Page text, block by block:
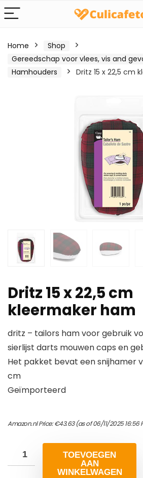
Home
Shop
Gereedschap voor vlees, vis and
Hamhouders
Dritz 15 x 22,5 cm
Dritz 15 x 22,5 cm
kleermaker ham
dritz – tailors ham voor gebruik
sierlijst darts mouwen caps en
Het pakket bevat een snijhamer
cm
Geïmporteerd
Amazon.nl Price:€43.63(as of 06/11/2025 16:56
TOEVOEGEN
AAN
WINKELWAGEN